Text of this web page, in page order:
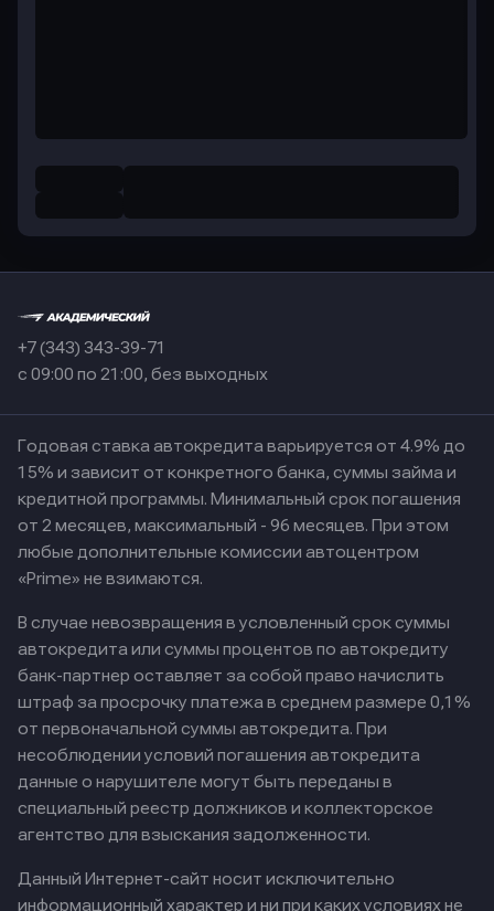
+7 (343) 343-39-71
с 09:00 по 21:00, без выходных
Годовая ставка автокредита варьируется от 4.9% до
15% и зависит от конкретного банка, суммы займа и
кредитной программы. Минимальный срок погашения
от 2 месяцев, максимальный - 96 месяцев. При этом
любые дополнительные комиссии автоцентром
«Prime» не взимаются.
В случае невозвращения в условленный срок суммы
автокредита или суммы процентов по автокредиту
банк-партнер оставляет за собой право начислить
штраф за просрочку платежа в среднем размере 0,1%
от первоначальной суммы автокредита. При
несоблюдении условий погашения автокредита
данные о нарушителе могут быть переданы в
специальный реестр должников и коллекторское
агентство для взыскания задолженности.
Данный Интернет-сайт носит исключительно
информационный характер и ни при каких условиях не